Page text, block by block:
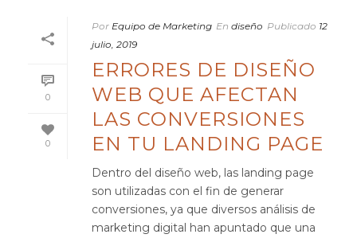
0
0
Por Equipo de Marketing En diseño Publicado 12
julio, 2019
ERRORES DE DISEÑO
WEB QUE AFECTAN
LAS CONVERSIONES
EN TU LANDING PAGE
Dentro del diseño web, las landing page
son utilizadas con el fin de generar
conversiones, ya que diversos análisis de
marketing digital han apuntado que una